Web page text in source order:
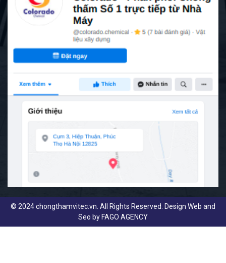
© 2024 chongthamvitec.vn. All Rights Reserved. Design Web and
Seo by FAGO AGENCY